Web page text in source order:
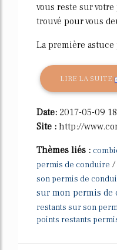
vous reste sur
trouvé pour vous
La première astuce
LIRE LA SUITE
Date: 2017-05-09
Site : http://
Thèmes liés :
permis de conduire /
son permis de
sur mon permis de
restants sur son
points restants